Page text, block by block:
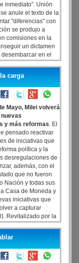
inmediato". Unión
anule el texto de la
"diferencias" con
se produjo a
comisiones en la
un dictamen
en el
carga
Mayo, Milei volverá
y más reformas. El
pensado reactivar
de iniciativas que
política y la
desregulaciones de
además, con el
que no fueron
Nación y todas sus
Casa de Moneda y
iniciativas que
a capturar
Revitalizado por la
Diputados,
proporciones tras el
de abril, el
debe recorrer